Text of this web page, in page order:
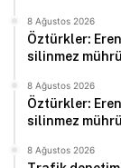
8 Ağustos 2026
Öztürkler:
silinmez
8 Ağustos 2026
Öztürkler:
silinmez
8 Ağustos 2026